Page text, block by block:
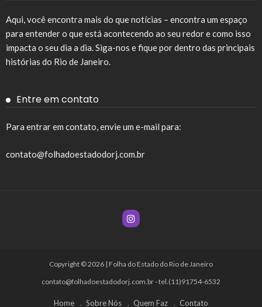
Aqui, você encontra mais do que notícias – encontra um espaço
para entender o que está acontecendo ao seu redor e como isso
impacta o seu dia a dia. Siga-nos e fique por dentro das principais
histórias do Rio de Janeiro.
Entre em contato
Para entrar em contato, envie um e-mail para:
contato@folhadoestadodorj.com.br
Copyright © 2026 | Folha do Estado do Rio de Janeiro
contato@folhadoestadodorj.com.br- tel.(11)91754-6532
Home Sobre Nós Quem Faz Contato